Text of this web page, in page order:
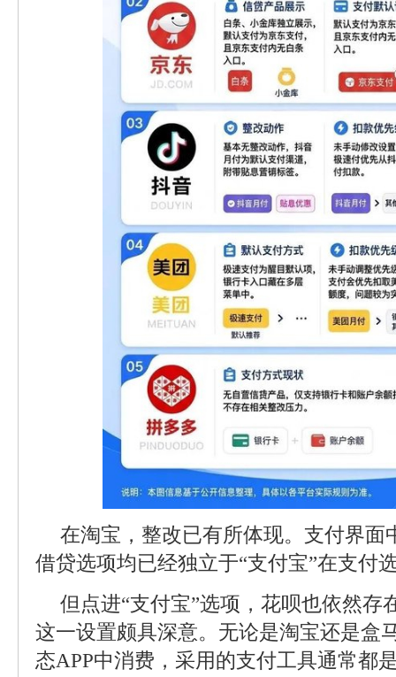
在淘宝，整改已有所体现。支付界面
借贷选项均已经独立于“支付宝”在支付
但点进“支付宝”选项，花呗也依然存
这一设置颇具深意。无论是淘宝还是盒
态APP中消费，采用的支付工具通常都